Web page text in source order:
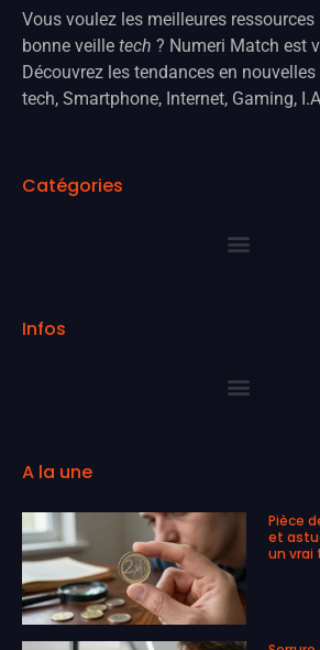
Vous voulez les meilleures
bonne veille tech ? Numeri Match est
Découvrez les tendances en nouvelles
tech, Smartphone, Internet, Gaming,
Catégories
Infos
A la une
Pièce
et
un vrai